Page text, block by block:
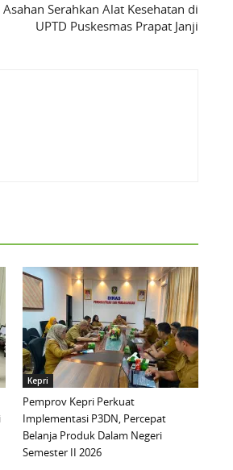
Serahkan Alat Kesehatan di
UPTD Puskesmas Prapat Janji
Kepri
Pemprov Kepri Perkuat
Implementasi P3DN, Percepat
Belanja Produk Dalam Negeri
Semester II 2026